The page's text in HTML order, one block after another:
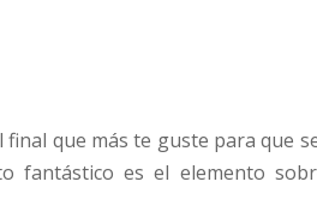
que más te guste para que
fantástico es el elemento